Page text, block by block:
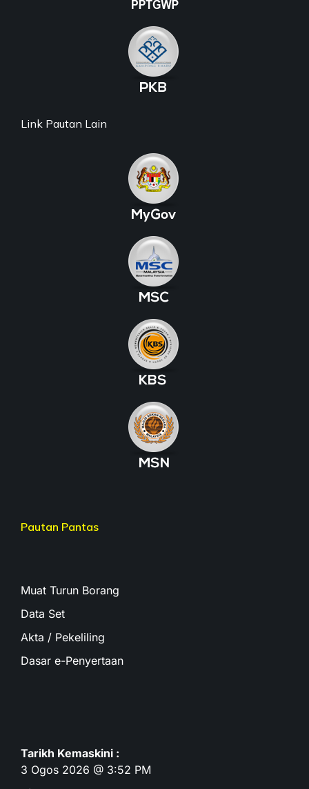
Link Pautan Lain
Pautan Pantas
Muat Turun Borang
Data Set
Akta / Pekeliling
Dasar e-Penyertaan
Tarikh Kemaskini :
3 Ogos 2026 @ 3:52 PM